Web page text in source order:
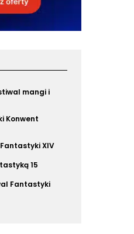
mangi i
Konwent
XIV
15
Fantastyki